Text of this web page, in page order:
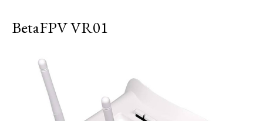
BetaFPV VR01